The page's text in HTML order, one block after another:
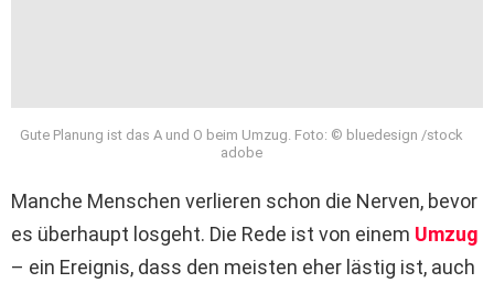
Gute Planung ist das A und O beim Umzug. Foto: © bluedesign /stock
adobe
Manche Menschen verlieren schon die Nerven, bevor
es überhaupt losgeht. Die Rede ist von einem Umzug
– ein Ereignis, dass den meisten eher lästig ist, auch